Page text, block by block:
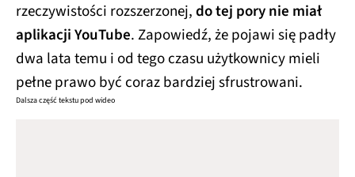
rzeczywistości rozszerzonej, do tej pory nie miał
aplikacji YouTube. Zapowiedź, że pojawi się padły
dwa lata temu i od tego czasu użytkownicy mieli
pełne prawo być coraz bardziej sfrustrowani.
Dalsza część tekstu pod wideo